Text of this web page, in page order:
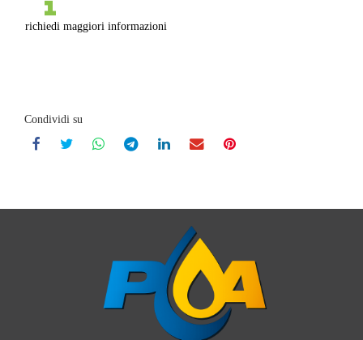
richiedi maggiori informazioni
Condividi su